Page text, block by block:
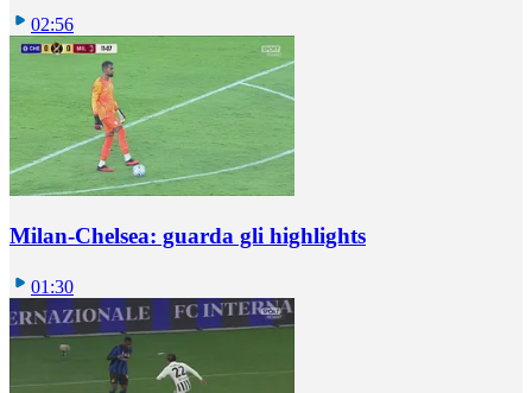
02:56
Milan-Chelsea: guarda gli highlights
01:30